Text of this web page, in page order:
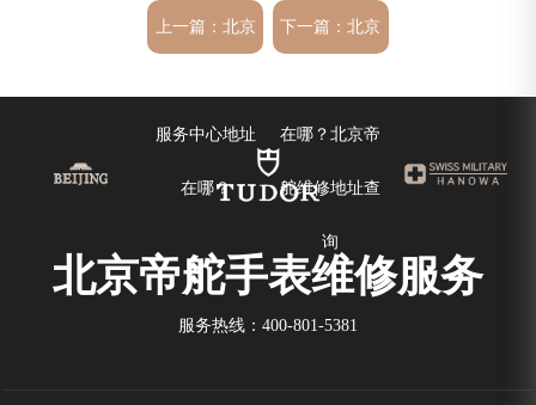
上一篇： 北京
服务中心地址
在哪？
下一篇：北京
在哪？北京帝
舵维修地址查
询
北京帝舵手表维修服务
服务热线： 400-801-5381